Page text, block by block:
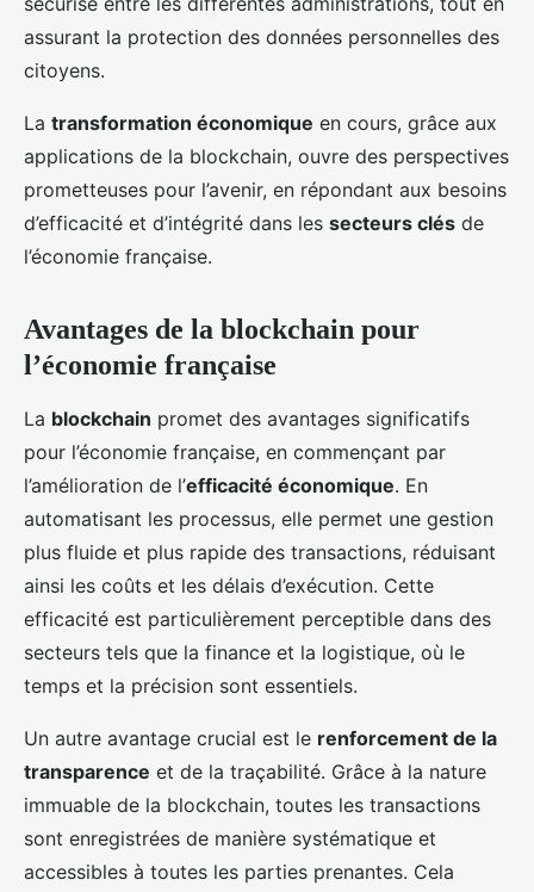
assurant la protection des données personnelles des
citoyens.
La transformation économique en cours, grâce aux
applications de la blockchain, ouvre des perspectives
prometteuses pour l’avenir, en répondant aux besoins
d’efficacité et d’intégrité dans les secteurs clés de
l’économie française.
Avantages de la blockchain pour
l’économie française
La blockchain promet des avantages significatifs
pour l’économie française, en commençant par
l’amélioration de l’efficacité économique. En
automatisant les processus, elle permet une gestion
plus fluide et plus rapide des transactions, réduisant
ainsi les coûts et les délais d’exécution. Cette
efficacité est particulièrement perceptible dans des
secteurs tels que la finance et la logistique, où le
temps et la précision sont essentiels.
Un autre avantage crucial est le renforcement de la
transparence et de la traçabilité. Grâce à la nature
immuable de la blockchain, toutes les transactions
sont enregistrées de manière systématique et
accessibles à toutes les parties prenantes. Cela